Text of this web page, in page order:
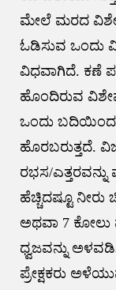
ಮೇಲೆ ಮರದ
ಓಡಿಸುವ ಒಂದು
ವಿಧವಾಗಿದೆ. ಕಣೆ
ಹೊಂದಿರುವ
ಒಂದು ಬದಿಯಿಂದ
ಹೊರಬರುತ್ತದೆ.
ರಭಸ/
ಹೆಚ್ಚಿದಷ್ಟೂ ನೀರು
ಅಥವಾ 7 ಕೋಲು
ಧ್ವಜವನ್ನು
ಪ್ರೇಕ್ಷಕರು